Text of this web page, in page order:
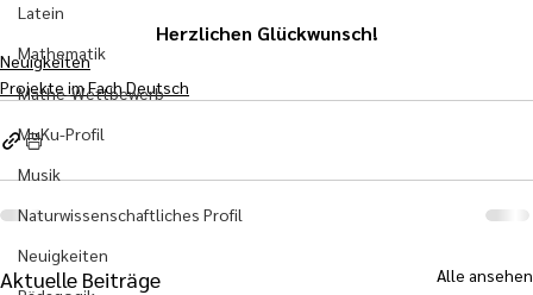
Latein
Mathematik
Mathe-Wettbewerb
MuKu-Profil
Musik
Naturwissenschaftliches Profil
Neuigkeiten
Herzlichen Glückwunsch!
Neuigkeiten
Projekte im Fach Deutsch
Aktuelle Beiträge Alle ansehen